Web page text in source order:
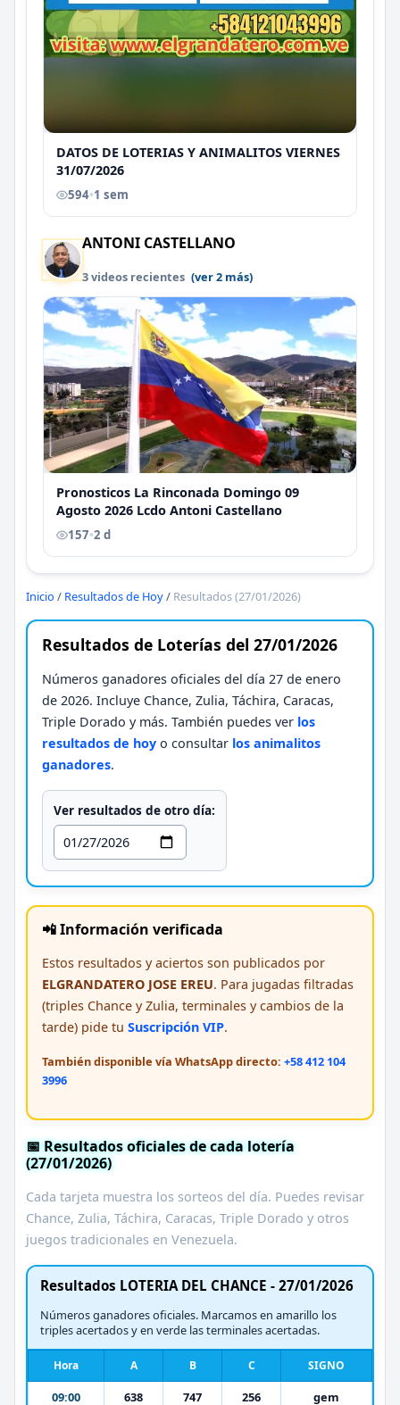
DATOS DE LOTERIAS Y ANIMALITOS VIERNES
31/07/2026
594•1 sem
ANTONI CASTELLANO
3 videos recientes (ver 2 más)
Pronosticos La Rinconada Domingo 09
Agosto 2026 Lcdo Antoni Castellano
157•2 d
Inicio / Resultados de Hoy/ Resultados (27/01/2026)
Resultados de Loterías del 27/01/2026
Números ganadores oficiales del día 27 de enero
de 2026. Incluye Chance, Zulia, Táchira, Caracas,
Triple Dorado y más. También puedes ver los
resultados de hoy o consultar los animalitos
ganadores.
Ver resultados de otro día:
📲 Información verificada
Estos resultados y aciertos son publicados por
ELGRANDATERO JOSE EREU. Para jugadas filtradas
(triples Chance y Zulia, terminales y cambios de la
tarde) pide tu Suscripción VIP.
También disponible vía WhatsApp directo: +58 412 104
3996
📅 Resultados oficiales de cada lotería
(27/01/2026)
Cada tarjeta muestra los sorteos del día. Puedes revisar
Chance, Zulia, Táchira, Caracas, Triple Dorado y otros
juegos tradicionales en Venezuela.
Resultados LOTERIA DEL CHANCE - 27/01/2026
Números ganadores oficiales. Marcamos en amarillo los
triples acertados y en verde las terminales acertadas.
Hora A B C SIGNO
09:00 638 747 256 gem